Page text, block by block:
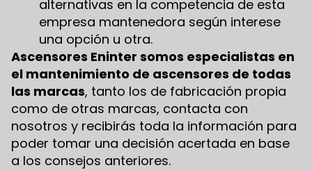
alternativas en la competencia de esta
empresa mantenedora según interese
una opción u otra.
Ascensores Eninter somos especialistas en
el mantenimiento de ascensores de todas
las marcas, tanto los de fabricación propia
como de otras marcas, contacta con
nosotros y recibirás toda la información para
poder tomar una decisión acertada en base
a los consejos anteriores.